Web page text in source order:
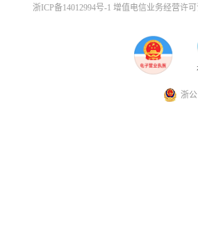
浙ICP备14012994号-1 增值电信业务经营许
浙公